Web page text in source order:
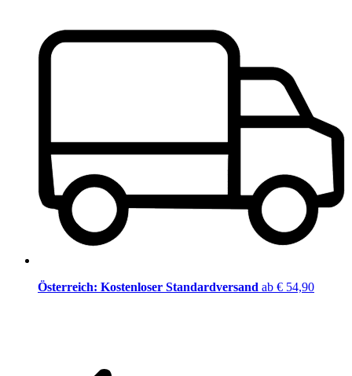
Österreich: Kostenloser Standardversand ab € 54,90